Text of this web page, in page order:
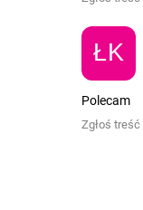
ŁK
Polecam
Zgłoś treść